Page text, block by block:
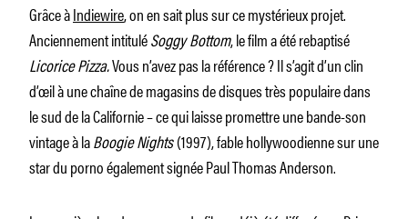
Grâce àIndiewire, on en sait plus sur ce mystérieux projet.
Anciennement intituléSoggy Bottom, le film a été rebaptisé
Licorice Pizza.Vous n’avez pas la référence ? Il s’agit d’un clin
d’œil à une chaîne de magasins de disques très populaire dans
le sud de la Californie – ce qui laisse promettre une bande-son
vintage à laBoogie Nights(1997), fable hollywoodienne sur une
star du porno également signée Paul Thomas Anderson.